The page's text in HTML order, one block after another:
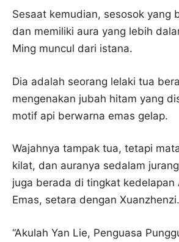
Sesaat kemudian, sesosok yang
dan memiliki aura yang lebih
Ming muncul dari istana.
Dia adalah seorang lelaki tua
mengenakan jubah hitam yang
motif api berwarna emas gelap.
Wajahnya tampak tua, tetapi
kilat, dan auranya sedalam
juga berada di tingkat kedelapan
Emas, setara dengan Xuanzhenzi.
“Akulah Yan Lie, Penguasa